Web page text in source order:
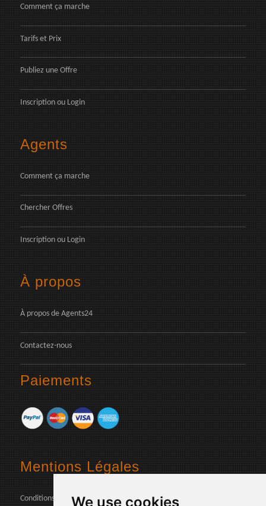
We use cookies
Comment ça marche
Tarifs et Prix
Publiez une Offre
Inscription ou Login
Agents
Comment ça marche
Chercher Offres
Inscription ou Login
À propos
À propos de Agents24
Contactez-nous
Paiements
Mentions Légales
Conditions